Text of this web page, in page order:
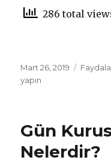
286 total
Yayın
tarihi
Mart 26, 2019
yapın
Gün
Nelerdir?